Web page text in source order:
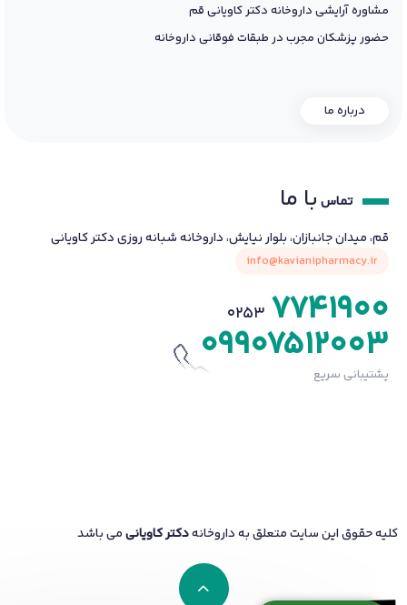
مشاوره آرایشی داروخانه دکتر کاویانی قم
حضور پزشکان مجرب در طبقات فوقانی داروخانه
درباره ما
تماس با ما
قم، میدان جانبازان، بلوار نیایش، داروخانه شبانه روزی دکتر کاویانی
info@kavianipharmacy.ir
0253 7741900
09907512003
پشتیبانی سریع
کلیه حقوق این سایت متعلق به داروخانهدکتر کاویانیمی باشد